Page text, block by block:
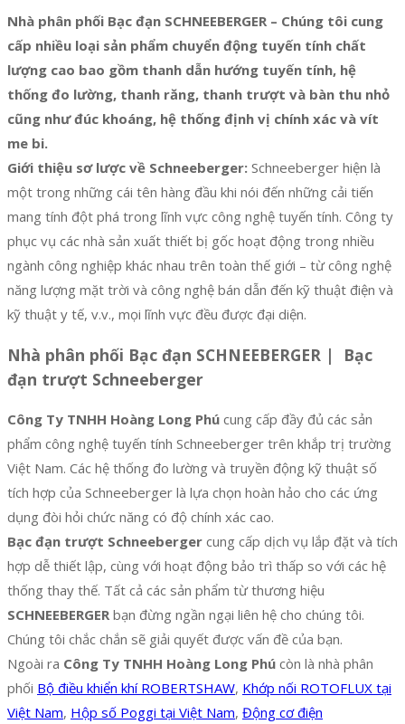
Nhà phân phối Bạc đạn SCHNEEBERGER – Chúng tôi cung
cấp nhiều loại sản phẩm chuyển động tuyến tính chất
lượng cao bao gồm thanh dẫn hướng tuyến tính, hệ
thống đo lường, thanh răng, thanh trượt và bàn thu nhỏ
cũng như đúc khoáng, hệ thống định vị chính xác và vít
me bi.
Giới thiệu sơ lược về Schneeberger: Schneeberger hiện là
một trong những cái tên hàng đầu khi nói đến những cải tiến
mang tính đột phá trong lĩnh vực công nghệ tuyến tính. Công ty
phục vụ các nhà sản xuất thiết bị gốc hoạt động trong nhiều
ngành công nghiệp khác nhau trên toàn thế giới – từ công nghệ
năng lượng mặt trời và công nghệ bán dẫn đến kỹ thuật điện và
kỹ thuật y tế, v.v., mọi lĩnh vực đều được đại diện.
Nhà phân phối Bạc đạn SCHNEEBERGER | Bạc
đạn trượt Schneeberger
Công Ty TNHH Hoàng Long Phú cung cấp đầy đủ các sản
phẩm công nghệ tuyến tính Schneeberger trên khắp trị trường
Việt Nam. Các hệ thống đo lường và truyền động kỹ thuật số
tích hợp của Schneeberger là lựa chọn hoàn hảo cho các ứng
dụng đòi hỏi chức năng có độ chính xác cao.
Bạc đạn trượt Schneeberger cung cấp dịch vụ lắp đặt và tích
hợp dễ thiết lập, cùng với hoạt động bảo trì thấp so với các hệ
thống thay thế. Tất cả các sản phẩm từ thương hiệu
SCHNEEBERGER bạn đừng ngần ngại liên hệ cho chúng tôi.
Chúng tôi chắc chắn sẽ giải quyết được vấn đề của bạn.
Ngoài ra Công Ty TNHH Hoàng Long Phú còn là nhà phân
phối Bộ điều khiển khí ROBERTSHAW, Khớp nối ROTOFLUX tại
Việt Nam, Hộp số Poggi tại Việt Nam, Động cơ điện